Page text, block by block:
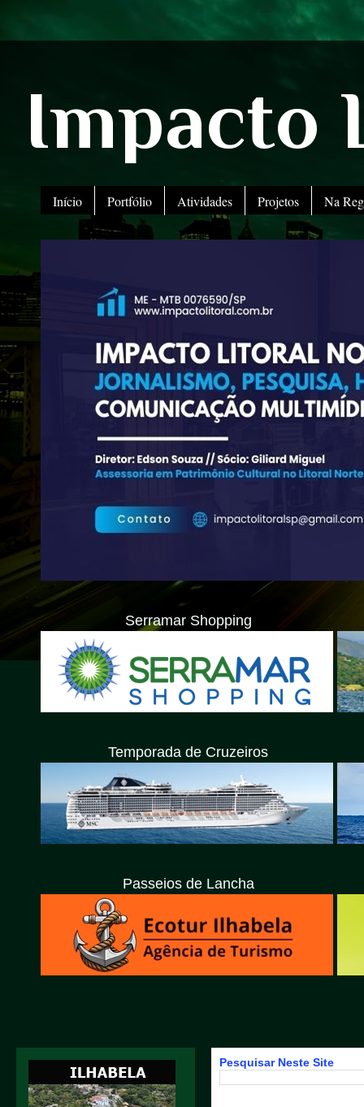
Impacto
Início Portfólio Atividades Projetos Na
Serramar Shopping
Temporada de Cruzeiros
Passeios de Lancha
Pesquisar Neste Site